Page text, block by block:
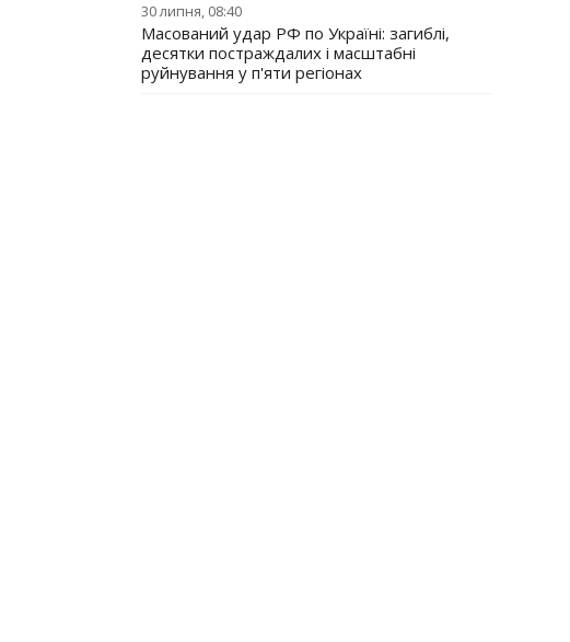
30 липня, 08:40
Масований удар РФ по Україні: загиблі,
десятки постраждалих і масштабні
руйнування у п'яти регіонах